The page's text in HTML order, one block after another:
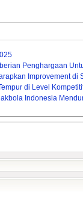
Penghargaan
Improvement di
di Level
Indonesia